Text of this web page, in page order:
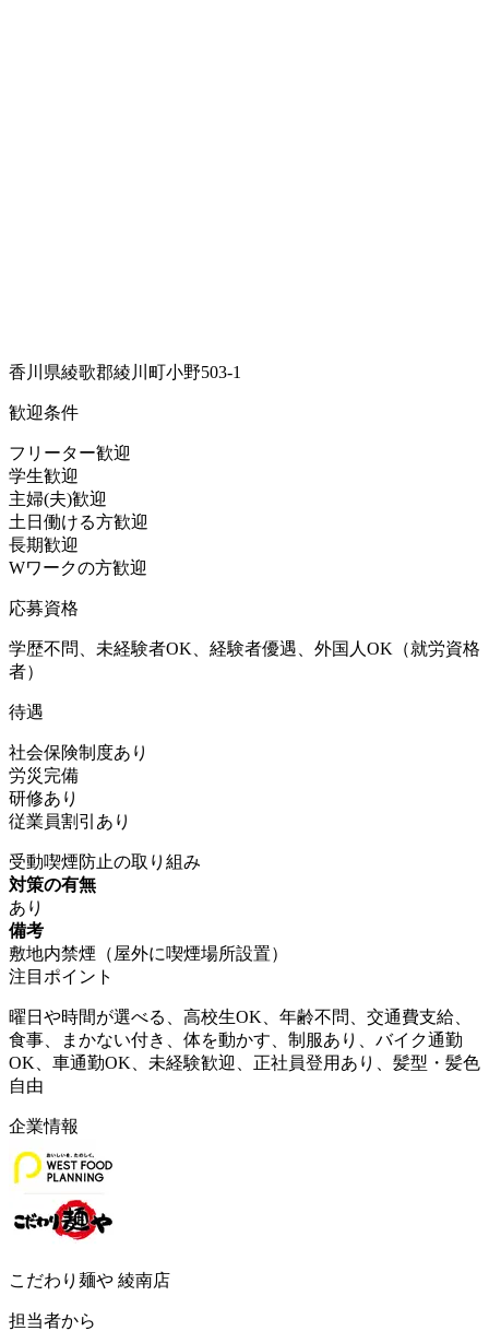
香川県綾歌郡綾川町小野503-1
歓迎条件
フリーター歓迎
学生歓迎
主婦(夫)歓迎
土日働ける方歓迎
長期歓迎
Wワークの方歓迎
応募資格
学歴不問、未経験者OK、経験者優遇、外国人OK（就労資格
者）
待遇
社会保険制度あり
労災完備
研修あり
従業員割引あり
受動喫煙防止の取り組み
対策の有無
あり
備考
敷地内禁煙（屋外に喫煙場所設置）
注目ポイント
曜日や時間が選べる、高校生OK、年齢不問、交通費支給、
食事、まかない付き、体を動かす、制服あり、バイク通勤
OK、車通勤OK、未経験歓迎、正社員登用あり、髪型・髪色
自由
企業情報
こだわり麺や 綾南店
担当者から